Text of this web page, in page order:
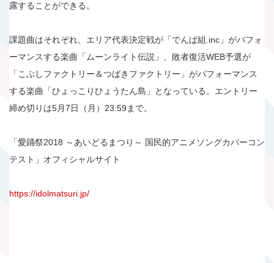
露することができる。
課題曲はそれぞれ、エリア代表決定戦が「でんぱ組.inc」がパフォ
ーマンスする楽曲「ムーンライト伝説」、敗者復活WEB予選が
「こぶしファクトリー＆つばきファクトリー」がパフォーマンス
する楽曲「ひょっこりひょうたん島」となっている。エントリー
締め切りは5月7日（月）23:59まで。
「愛踊祭2018 ～あいどるまつり～ 国民的アニメソングカバーコン
テスト」オフィシャルサイト
https://idolmatsuri.jp/